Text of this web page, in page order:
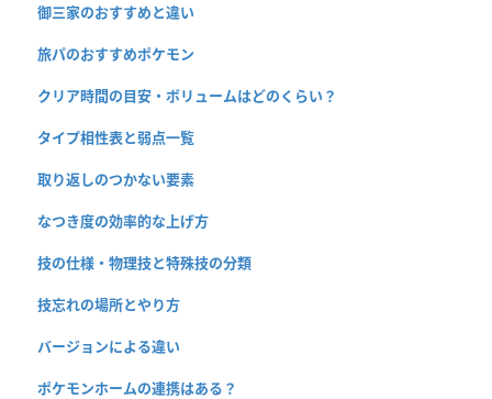
御三家のおすすめと違い
旅パのおすすめポケモン
クリア時間の目安・ボリュームはどのくらい？
タイプ相性表と弱点一覧
取り返しのつかない要素
なつき度の効率的な上げ方
技の仕様・物理技と特殊技の分類
技忘れの場所とやり方
バージョンによる違い
ポケモンホームの連携はある？